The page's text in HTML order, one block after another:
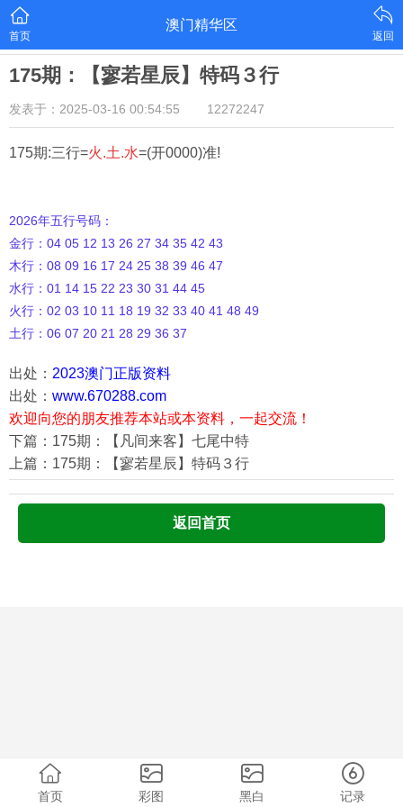
首页
澳门精华区
返回
175期：【寥若星辰】特码３行
发表于：2025-03-16 00:54:55 12272247
175期:三行=火.土.水=(开0000)准!
2026年五行号码：
金行：04 05 12 13 26 27 34 35 42 43
木行：08 09 16 17 24 25 38 39 46 47
水行：01 14 15 22 23 30 31 44 45
火行：02 03 10 11 18 19 32 33 40 41 48 49
土行：06 07 20 21 28 29 36 37
出处： 2023澳门正版资料
出处： www.670288.com
欢迎向您的朋友推荐本站或本资料，一起交流！
下篇：175期：【凡间来客】七尾中特
上篇：175期：【寥若星辰】特码３行
返回首页
首页 彩图 黑白 记录